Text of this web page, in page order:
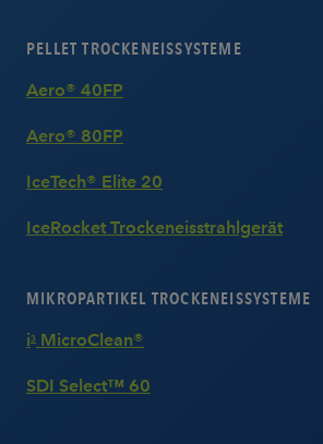
PELLET TROCKENEISSYSTEME
Aero® 40FP
Aero® 80FP
IceTech® Elite 20
IceRocket Trockeneisstrahlgerät
MIKROPARTIKEL TROCKENEISSYSTEME
i 3 MicroClean®
SDI Select™ 60